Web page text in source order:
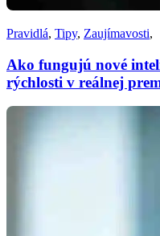
Pravidlá, Tipy, Zaujímavosti,
Ako fungujú nové
rýchlosti v reálnej